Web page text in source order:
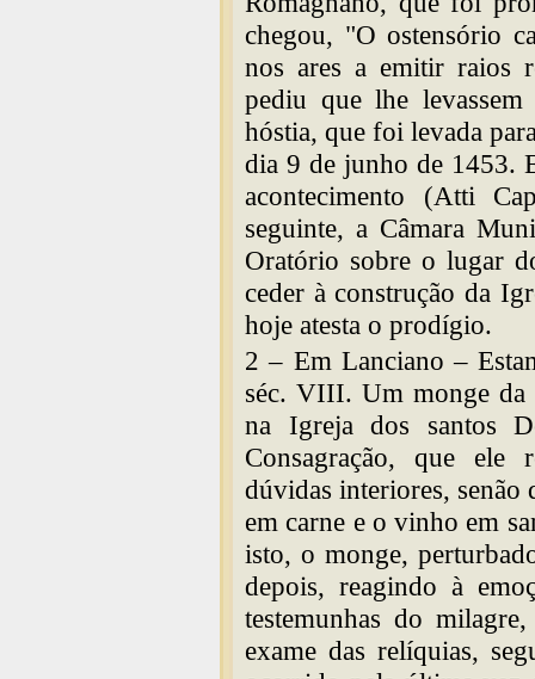
chegou, "O ostensório
nos ares a emitir raios
pediu que lhe
hóstia, que foi levada
dia 9 de junho de 1453.
acontecimento (Atti
seguinte, a Câmara
Oratório sobre o lugar
ceder à construção da
hoje atesta o prodígio.
2 – Em Lanciano –
séc. VIII. Um monge da
na Igreja dos santos
Consagração, que ele
dúvidas interiores, senão
em carne e o vinho em
isto, o monge,
depois, reagindo à
testemunhas do
exame das relíquias,